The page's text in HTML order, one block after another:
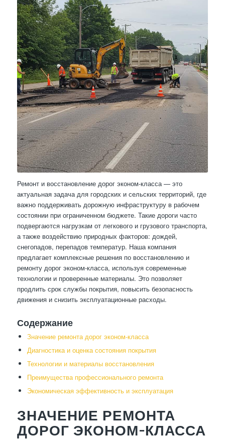
Ремонт и восстановление дорог эконом-класса — это
актуальная задача для городских и сельских территорий, где
важно поддерживать дорожную инфраструктуру в рабочем
состоянии при ограниченном бюджете. Такие дороги часто
подвергаются нагрузкам от легкового и грузового транспорта,
а также воздействию природных факторов: дождей,
снегопадов, перепадов температур. Наша компания
предлагает комплексные решения по восстановлению и
ремонту дорог эконом-класса, используя современные
технологии и проверенные материалы. Это позволяет
продлить срок службы покрытия, повысить безопасность
движения и снизить эксплуатационные расходы.
Содержание
Значение ремонта дорог эконом-класса
Диагностика и оценка состояния покрытия
Технологии и материалы восстановления
Преимущества профессионального ремонта
Экономическая эффективность и эксплуатация
ЗНАЧЕНИЕ РЕМОНТА
ДОРОГ ЭКОНОМ-КЛАССА